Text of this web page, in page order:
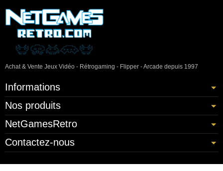
Achat & Vente Jeux Vidéo - Rétrogaming - Flipper - Arcade depuis 1997
Informations
Nos produits
NetGamesRetro
Contactez-nous